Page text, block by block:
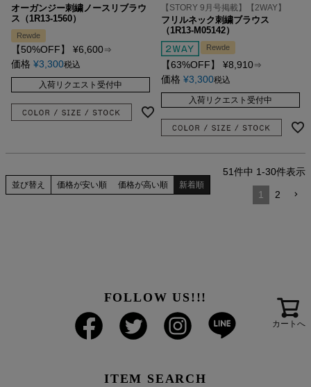
オーガンジー刺繍ノースリブラウ
ス（1R13-1560）
Rewde
【50%OFF】 ¥6,600⇒
価格 ¥3,300税込
入荷リクエスト受付中
【STORY 9月号掲載】【2WAY】
フリルネック刺繍ブラウス
（1R13-M05142）
Rewde
【63%OFF】 ¥8,910⇒
価格 ¥3,300税込
入荷リクエスト受付中
並び替え 価格が安い順 価格が高い順 新着順
51件中 1-30件表示
1 2
カートへ
FOLLOW US!!!
ITEM SEARCH